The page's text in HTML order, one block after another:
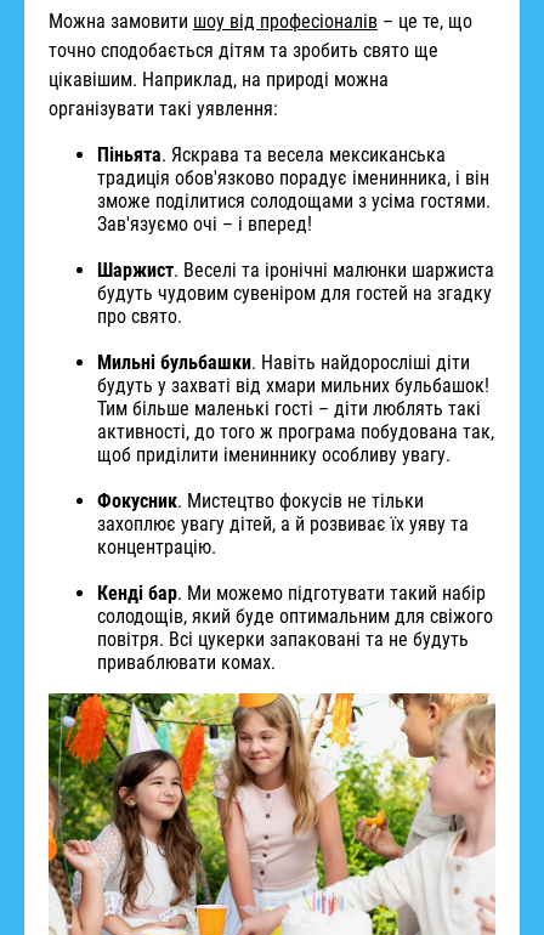
Можна замовити шоу від професіоналів – це те, що
точно сподобається дітям та зробить свято ще
цікавішим. Наприклад, на природі можна
організувати такі уявлення:
Піньята. Яскрава та весела мексиканська
традиція обов'язково порадує іменинника, і він
зможе поділитися солодощами з усіма гостями.
Зав'язуємо очі – і вперед!
Шаржист. Веселі та іронічні малюнки шаржиста
будуть чудовим сувеніром для гостей на згадку
про свято.
Мильні бульбашки. Навіть найдоросліші діти
будуть у захваті від хмари мильних бульбашок!
Тим більше маленькі гості – діти люблять такі
активності, до того ж програма побудована так,
щоб приділити імениннику особливу увагу.
Фокусник. Мистецтво фокусів не тільки
захоплює увагу дітей, а й розвиває їх уяву та
концентрацію.
Кенді бар. Ми можемо підготувати такий набір
солодощів, який буде оптимальним для свіжого
повітря. Всі цукерки запаковані та не будуть
приваблювати комах.